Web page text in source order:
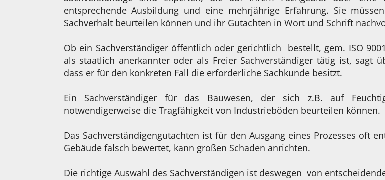
entsprechende Ausbildung und eine mehrjährige Erfahrung. Sie
Sachverhalt beurteilen können und ihr Gutachten in Wort und Schrift
Ob ein Sachverständiger öffentlich oder gerichtlich bestellt, gem. ISO
als staatlich anerkannter oder als Freier Sachverständiger tätig ist, sagt
dass er für den konkreten Fall die erforderliche Sachkunde besitzt.
Ein Sachverständiger für das Bauwesen, der sich z.B. auf
notwendigerweise die Tragfähigkeit von Industrieböden beurteilen können.
Das Sachverständigengutachten ist für den Ausgang eines Prozesses oft
Gebäude falsch bewertet, kann großen Schaden anrichten.
Die richtige Auswahl des Sachverständigen ist deswegen von